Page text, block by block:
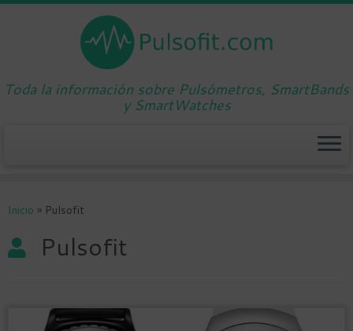
Toda la información sobre Pulsómetros, SmartBands
y SmartWatches
Inicio » Pulsofit
Pulsofit